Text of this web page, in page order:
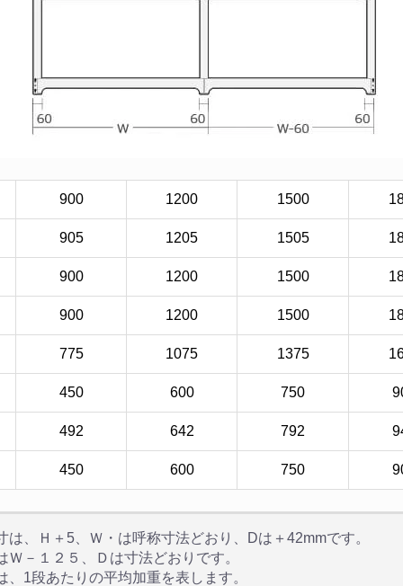
900 1200 1500
905 1205 1505
900 1200 1500
900 1200 1500
775 1075 1375
450 600 750
492 642 792
450 600 750
は、Ｈ＋5、Ｗ・は呼称寸法どおり、Dは＋42mmです。
Ｗ－１２５、Ｄは寸法どおりです。
、1段あたりの平均加重を表します。